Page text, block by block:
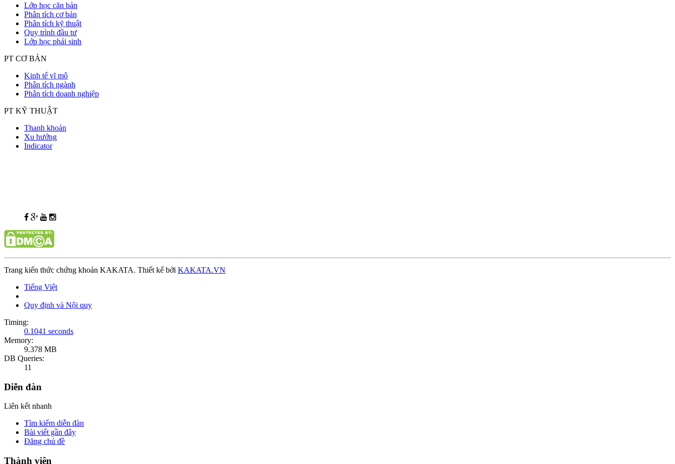
Lớp học căn bản
Phân tích cơ bản
Phân tích kỹ thuật
Quy trình đầu tư
Lớp học phái sinh
PT CƠ BẢN
Kinh tế vĩ mô
Phân tích ngành
Phân tích doanh nghiệp
PT KỸ THUẬT
Thanh khoản
Xu hướng
Indicator
Trang kiến thức chứng khoán KAKATA. Thiết kế bởi KAKATA.VN
Tiếng Việt
Quy định và Nội quy
Timing:
0.1041 seconds
Memory:
9.378 MB
DB Queries:
11
Diễn đàn
Liên kết nhanh
Tìm kiếm diễn đàn
Bài viết gần đây
Đăng chủ đề
Thành viên